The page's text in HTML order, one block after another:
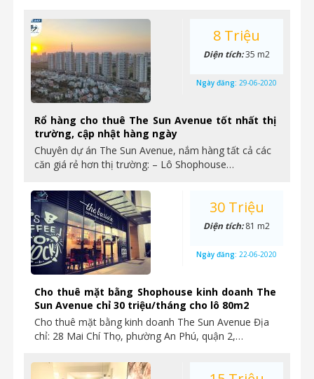
Rổ hàng cho thuê The Sun Avenue tốt nhất thị
trường, cập nhật hàng ngày
Chuyên dự án The Sun Avenue, nắm hàng tất cả các
căn giá rẻ hơn thị trường: – Lô Shophouse…
8 Triệu
Diện tích:35 m2
Ngày đăng: 29-06-2020
Cho thuê mặt bằng Shophouse kinh doanh The
Sun Avenue chỉ 30 triệu/tháng cho lô 80m2
Cho thuê mặt bằng kinh doanh The Sun Avenue Địa
chỉ: 28 Mai Chí Thọ, phường An Phú, quận 2,…
30 Triệu
Diện tích:81 m2
Ngày đăng: 22-06-2020